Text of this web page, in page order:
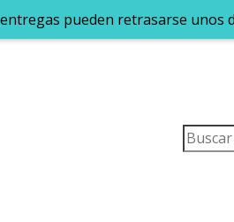
pueden retrasarse unos